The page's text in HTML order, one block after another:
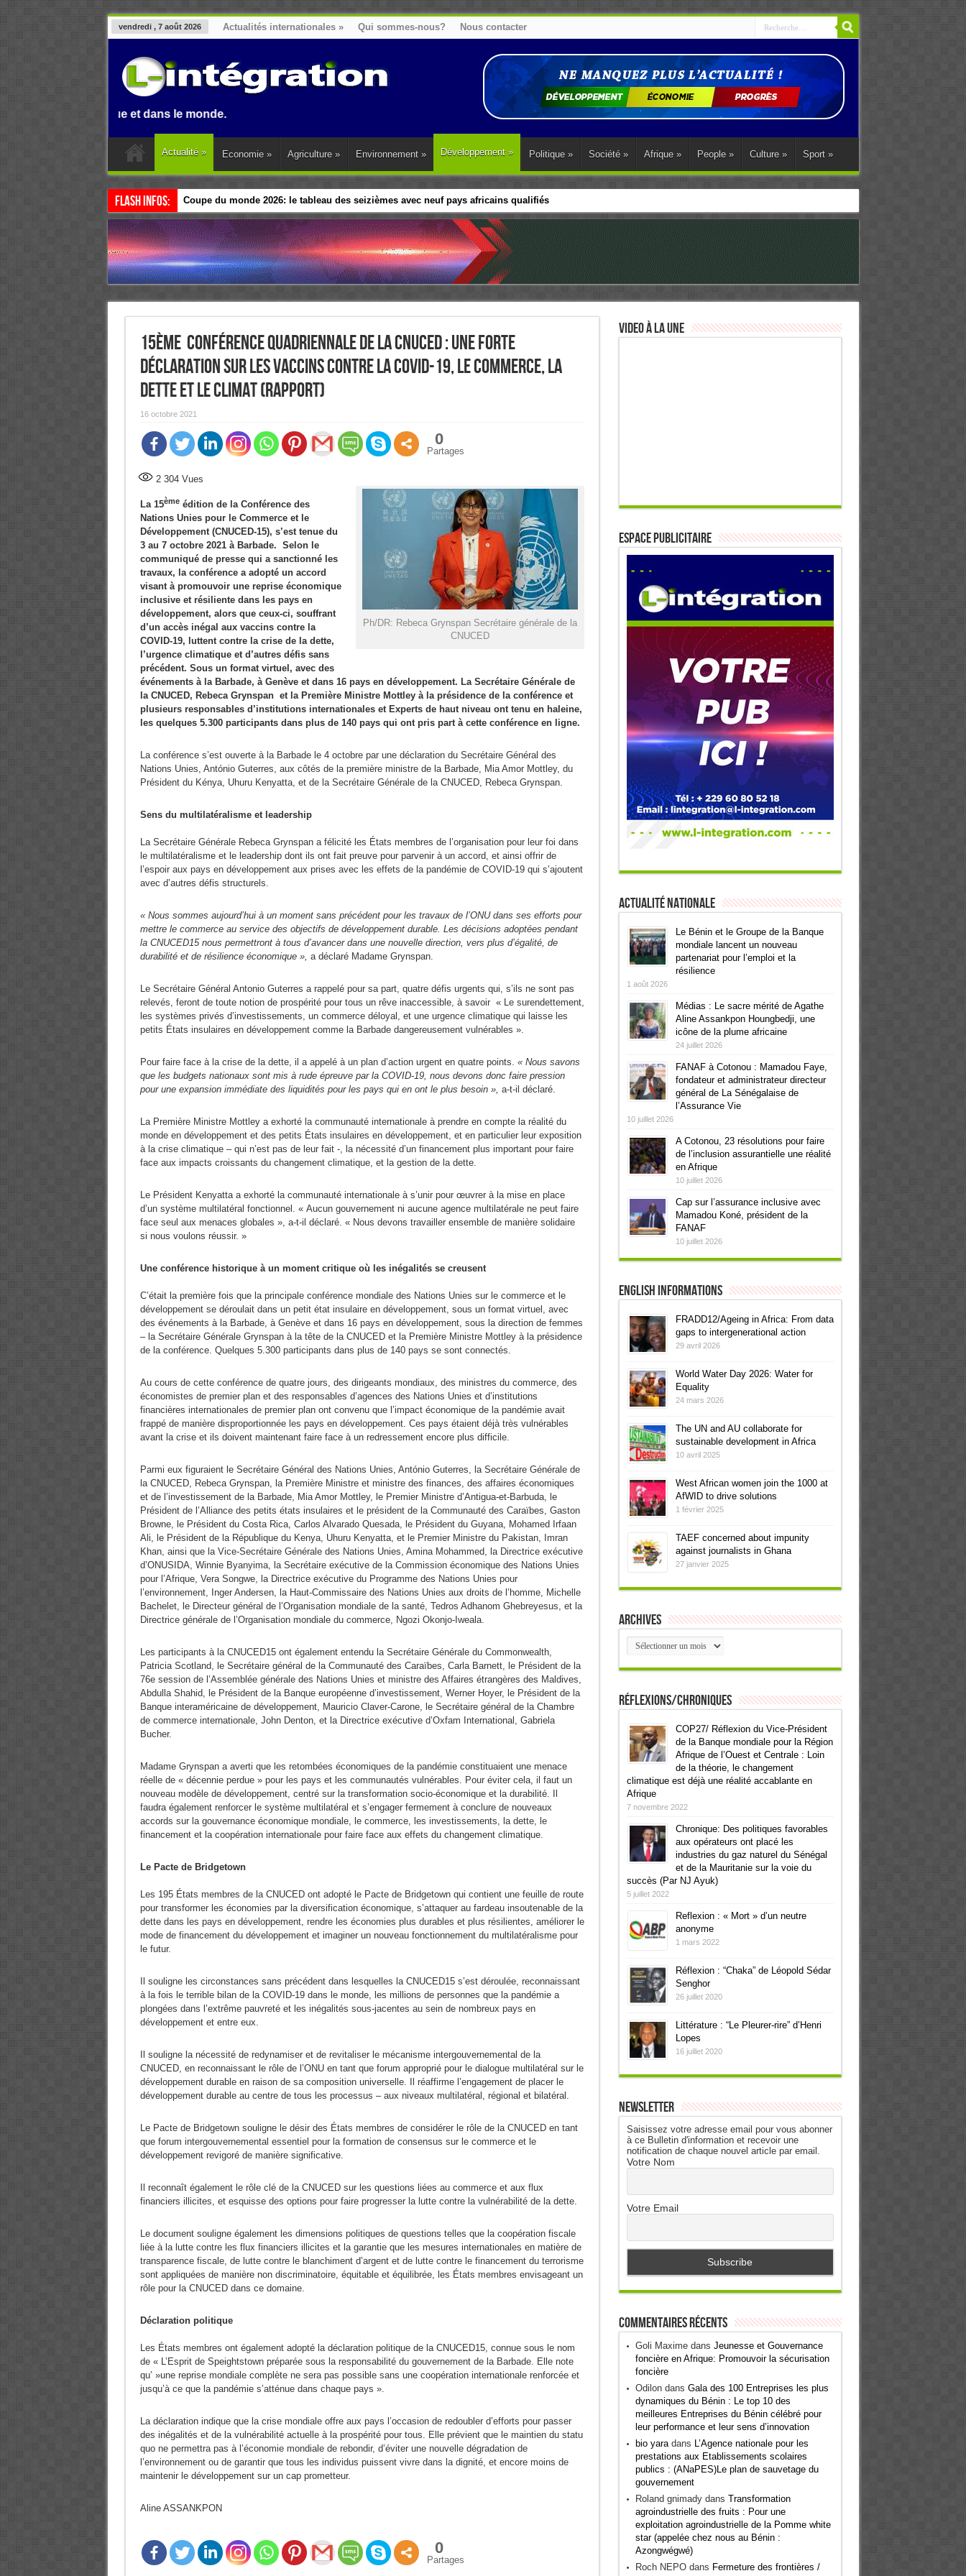
vendredi , 7 août 2026 Actualités internationales » Qui sommes-nous? Nous contacter
en Afrique et dans le monde.
Actualité » Economie » Agriculture » Environnement » Développement » Politique » Société » Afrique » People » Culture » Sport »
Flash Infos: Coupe du monde 2026: le tableau des seizièmes avec neuf pays africains qualifiés
Esclavage: à Accra, l’Afrique et sa diaspora tentent de parler d’une seule voix sur la question des réparations
15ème Conférence quadriennale de la CNUCED : Une forte
déclaration sur les vaccins contre la Covid-19, le Commerce, la
Dette et le Climat (Rapport)
16 octobre 2021
0
Partages
2 304Vues
Ph/DR: Rebeca Grynspan Secrétaire générale de la
CNUCED
La 15èmeédition de la Conférence des
Nations Unies pour le Commerce et le
Développement (CNUCED-15), s’est tenue du
3 au 7 octobre 2021 à Barbade. Selon le
communiqué de presse qui a sanctionné les
travaux, la conférence a adopté un accord
visant à promouvoir une reprise économique
inclusive et résiliente dans les pays en
développement, alors que ceux-ci, souffrant
d’un accès inégal aux vaccins contre la
COVID-19, luttent contre la crise de la dette,
l’urgence climatique et d’autres défis sans
précédent. Sous un format virtuel, avec des
événements à la Barbade, à Genève et dans 16 pays en développement. La Secrétaire Générale de
la CNUCED, Rebeca Grynspan et la Première Ministre Mottley à la présidence de la conférence et
plusieurs responsables d’institutions internationales et Experts de haut niveau ont tenu en haleine,
les quelques 5.300 participants dans plus de 140 pays qui ont pris part à cette conférence en ligne.
La conférence s’est ouverte à la Barbade le 4 octobre par une déclaration du Secrétaire Général des
Nations Unies, António Guterres, aux côtés de la première ministre de la Barbade, Mia Amor Mottley, du
Président du Kénya, Uhuru Kenyatta, et de la Secrétaire Générale de la CNUCED, Rebeca Grynspan.
Sens du multilatéralisme et leadership
La Secrétaire Générale Rebeca Grynspan a félicité les États membres de l’organisation pour leur foi dans
le multilatéralisme et le leadership dont ils ont fait preuve pour parvenir à un accord, et ainsi offrir de
l’espoir aux pays en développement aux prises avec les effets de la pandémie de COVID-19 qui s’ajoutent
avec d’autres défis structurels.
« Nous sommes aujourd’hui à un moment sans précédent pour les travaux de l’ONU dans ses efforts pour
mettre le commerce au service des objectifs de développement durable. Les décisions adoptées pendant
la CNUCED15 nous permettront à tous d’avancer dans une nouvelle direction, vers plus d’égalité, de
durabilité et de résilience économique », a déclaré Madame Grynspan.
Le Secrétaire Général Antonio Guterres a rappelé pour sa part, quatre défis urgents qui, s’ils ne sont pas
relevés, feront de toute notion de prospérité pour tous un rêve inaccessible, à savoir « Le surendettement,
les systèmes privés d’investissements, un commerce déloyal, et une urgence climatique qui laisse les
petits États insulaires en développement comme la Barbade dangereusement vulnérables ».
Pour faire face à la crise de la dette, il a appelé à un plan d’action urgent en quatre points. « Nous savons
que les budgets nationaux sont mis à rude épreuve par la COVID-19, nous devons donc faire pression
pour une expansion immédiate des liquidités pour les pays qui en ont le plus besoin », a-t-il déclaré.
La Première Ministre Mottley a exhorté la communauté internationale à prendre en compte la réalité du
monde en développement et des petits États insulaires en développement, et en particulier leur exposition
à la crise climatique – qui n’est pas de leur fait -, la nécessité d’un financement plus important pour faire
face aux impacts croissants du changement climatique, et la gestion de la dette.
Le Président Kenyatta a exhorté la communauté internationale à s’unir pour œuvrer à la mise en place
d’un système multilatéral fonctionnel. « Aucun gouvernement ni aucune agence multilatérale ne peut faire
face seul aux menaces globales », a-t-il déclaré. « Nous devons travailler ensemble de manière solidaire
si nous voulons réussir. »
Une conférence historique à un moment critique où les inégalités se creusent
C’était la première fois que la principale conférence mondiale des Nations Unies sur le commerce et le
développement se déroulait dans un petit état insulaire en développement, sous un format virtuel, avec
des événements à la Barbade, à Genève et dans 16 pays en développement, sous la direction de femmes
– la Secrétaire Générale Grynspan à la tête de la CNUCED et la Première Ministre Mottley à la présidence
de la conférence. Quelques 5.300 participants dans plus de 140 pays se sont connectés.
Au cours de cette conférence de quatre jours, des dirigeants mondiaux, des ministres du commerce, des
économistes de premier plan et des responsables d’agences des Nations Unies et d’institutions
financières internationales de premier plan ont convenu que l’impact économique de la pandémie avait
frappé de manière disproportionnée les pays en développement. Ces pays étaient déjà très vulnérables
avant la crise et ils doivent maintenant faire face à un redressement encore plus difficile.
Parmi eux figuraient le Secrétaire Général des Nations Unies, António Guterres, la Secrétaire Générale de
la CNUCED, Rebeca Grynspan, la Première Ministre et ministre des finances, des affaires économiques
et de l’investissement de la Barbade, Mia Amor Mottley, le Premier Ministre d’Antigua-et-Barbuda, le
Président de l’Alliance des petits états insulaires et le président de la Communauté des Caraïbes, Gaston
Browne, le Président du Costa Rica, Carlos Alvarado Quesada, le Président du Guyana, Mohamed Irfaan
Ali, le Président de la République du Kenya, Uhuru Kenyatta, et le Premier Ministre du Pakistan, Imran
Khan, ainsi que la Vice-Secrétaire Générale des Nations Unies, Amina Mohammed, la Directrice exécutive
d’ONUSIDA, Winnie Byanyima, la Secrétaire exécutive de la Commission économique des Nations Unies
pour l’Afrique, Vera Songwe, la Directrice exécutive du Programme des Nations Unies pour
l’environnement, Inger Andersen, la Haut-Commissaire des Nations Unies aux droits de l’homme, Michelle
Bachelet, le Directeur général de l’Organisation mondiale de la santé, Tedros Adhanom Ghebreyesus, et la
Directrice générale de l’Organisation mondiale du commerce, Ngozi Okonjo-Iweala.
Les participants à la CNUCED15 ont également entendu la Secrétaire Générale du Commonwealth,
Patricia Scotland, le Secrétaire général de la Communauté des Caraïbes, Carla Barnett, le Président de la
76e session de l’Assemblée générale des Nations Unies et ministre des Affaires étrangères des Maldives,
Abdulla Shahid, le Président de la Banque européenne d’investissement, Werner Hoyer, le Président de la
Banque interaméricaine de développement, Mauricio Claver-Carone, le Secrétaire général de la Chambre
de commerce internationale, John Denton, et la Directrice exécutive d’Oxfam International, Gabriela
Bucher.
Madame Grynspan a averti que les retombées économiques de la pandémie constituaient une menace
réelle de « décennie perdue » pour les pays et les communautés vulnérables. Pour éviter cela, il faut un
nouveau modèle de développement, centré sur la transformation socio-économique et la durabilité. Il
faudra également renforcer le système multilatéral et s’engager fermement à conclure de nouveaux
accords sur la gouvernance économique mondiale, le commerce, les investissements, la dette, le
financement et la coopération internationale pour faire face aux effets du changement climatique.
Le Pacte de Bridgetown
Les 195 États membres de la CNUCED ont adopté le Pacte de Bridgetown qui contient une feuille de route
pour transformer les économies par la diversification économique, s’attaquer au fardeau insoutenable de la
dette dans les pays en développement, rendre les économies plus durables et plus résilientes, améliorer le
mode de financement du développement et imaginer un nouveau fonctionnement du multilatéralisme pour
le futur.
Il souligne les circonstances sans précédent dans lesquelles la CNUCED15 s’est déroulée, reconnaissant
à la fois le terrible bilan de la COVID-19 dans le monde, les millions de personnes que la pandémie a
plongées dans l’extrême pauvreté et les inégalités sous-jacentes au sein de nombreux pays en
développement et entre eux.
Il souligne la nécessité de redynamiser et de revitaliser le mécanisme intergouvernemental de la
CNUCED, en reconnaissant le rôle de l’ONU en tant que forum approprié pour le dialogue multilatéral sur le
développement durable en raison de sa composition universelle. Il réaffirme l’engagement de placer le
développement durable au centre de tous les processus – aux niveaux multilatéral, régional et bilatéral.
Le Pacte de Bridgetown souligne le désir des États membres de considérer le rôle de la CNUCED en tant
que forum intergouvernemental essentiel pour la formation de consensus sur le commerce et le
développement revigoré de manière significative.
Il reconnaît également le rôle clé de la CNUCED sur les questions liées au commerce et aux flux
financiers illicites, et esquisse des options pour faire progresser la lutte contre la vulnérabilité de la dette.
Le document souligne également les dimensions politiques de questions telles que la coopération fiscale
liée à la lutte contre les flux financiers illicites et la garantie que les mesures internationales en matière de
transparence fiscale, de lutte contre le blanchiment d’argent et de lutte contre le financement du terrorisme
sont appliquées de manière non discriminatoire, équitable et équilibrée, les États membres envisageant un
rôle pour la CNUCED dans ce domaine.
Déclaration politique
Les États membres ont également adopté la déclaration politique de la CNUCED15, connue sous le nom
de « L’Esprit de Speightstown préparée sous la responsabilité du gouvernement de la Barbade. Elle note
qu’ »une reprise mondiale complète ne sera pas possible sans une coopération internationale renforcée et
jusqu’à ce que la pandémie s’atténue dans chaque pays ».
La déclaration indique que la crise mondiale offre aux pays l’occasion de redoubler d’efforts pour passer
des inégalités et de la vulnérabilité actuelle à la prospérité pour tous. Elle prévient que le maintien du statu
quo ne permettra pas à l’économie mondiale de rebondir, d’éviter une nouvelle dégradation de
l’environnement ou de garantir que tous les individus puissent vivre dans la dignité, et encore moins de
maintenir le développement sur un cap prometteur.
Aline ASSANKPON
0
Partages
Video à la Une
ESPACE PUBLICITAIRE
Actualité Nationale
Le Bénin et le Groupe de la Banque
mondiale lancent un nouveau
partenariat pour l’emploi et la
résilience
1 août 2026
Médias : Le sacre mérité de Agathe
Aline Assankpon Houngbedji, une
icône de la plume africaine
24 juillet 2026
FANAF à Cotonou : Mamadou Faye,
fondateur et administrateur directeur
général de La Sénégalaise de
l’Assurance Vie
10 juillet 2026
A Cotonou, 23 résolutions pour faire
de l’inclusion assurantielle une réalité
en Afrique
10 juillet 2026
Cap sur l’assurance inclusive avec
Mamadou Koné, président de la
FANAF
10 juillet 2026
English informations
FRADD12/Ageing in Africa: From data
gaps to intergenerational action
29 avril 2026
World Water Day 2026: Water for
Equality
24 mars 2026
The UN and AU collaborate for
sustainable development in Africa
10 avril 2025
West African women join the 1000 at
AfWID to drive solutions
1 février 2025
TAEF concerned about impunity
against journalists in Ghana
27 janvier 2025
Archives
Archives
Réflexions/Chroniques
COP27/ Réflexion du Vice-Président
de la Banque mondiale pour la Région
Afrique de l’Ouest et Centrale : Loin
de la théorie, le changement
climatique est déjà une réalité accablante en
Afrique
7 novembre 2022
Chronique: Des politiques favorables
aux opérateurs ont placé les
industries du gaz naturel du Sénégal
et de la Mauritanie sur la voie du
succès (Par NJ Ayuk)
5 juillet 2022
Reflexion : « Mort » d’un neutre
anonyme
1 mars 2022
Réflexion : “Chaka” de Léopold Sédar
Senghor
26 juillet 2020
Littérature : “Le Pleurer-rire” d’Henri
Lopes
16 juillet 2020
Newsletter
Saisissez votre adresse email pour vous abonner
à ce Bulletin d'information et recevoir une
notification de chaque nouvel article par email.
Votre Nom
Votre Email
Commentaires récents
Goli Maximedans Jeunesse et Gouvernance
foncière en Afrique: Promouvoir la sécurisation
foncière
Odilondans Gala des 100 Entreprises les plus
dynamiques du Bénin : Le top 10 des
meilleures Entreprises du Bénin célébré pour
leur performance et leur sens d’innovation
bio yaradans L’Agence nationale pour les
prestations aux Etablissements scolaires
publics : (ANaPES)Le plan de sauvetage du
gouvernement
Roland gnimadydans Transformation
agroindustrielle des fruits : Pour une
exploitation agroindustrielle de la Pomme white
star (appelée chez nous au Bénin :
Azongwégwé)
Roch NEPOdans Fermeture des frontières /